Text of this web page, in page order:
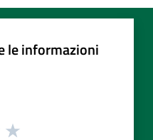
le informazioni